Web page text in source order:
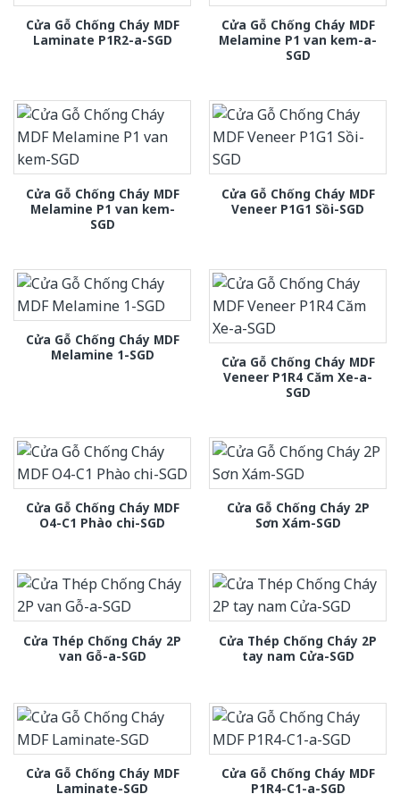
Cửa Gỗ Chống Cháy MDF
Laminate P1R2-a-SGD
Cửa Gỗ Chống Cháy MDF
Melamine P1 van kem-a-
SGD
Cửa Gỗ Chống Cháy MDF
Melamine P1 van kem-
SGD
Cửa Gỗ Chống Cháy MDF
Veneer P1G1 Sồi-SGD
Cửa Gỗ Chống Cháy MDF
Melamine 1-SGD
Cửa Gỗ Chống Cháy MDF
Veneer P1R4 Căm Xe-a-
SGD
Cửa Gỗ Chống Cháy MDF
O4-C1 Phào chi-SGD
Cửa Gỗ Chống Cháy 2P
Sơn Xám-SGD
Cửa Thép Chống Cháy 2P
van Gỗ-a-SGD
Cửa Thép Chống Cháy 2P
tay nam Cửa-SGD
Cửa Gỗ Chống Cháy MDF
Laminate-SGD
Cửa Gỗ Chống Cháy MDF
P1R4-C1-a-SGD